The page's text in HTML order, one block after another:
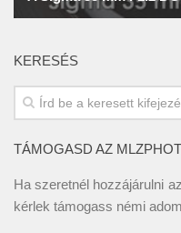
KERESÉS
TÁMOGASD AZ
Ha szeretnél hozzájárulni
kérlek támogass némi